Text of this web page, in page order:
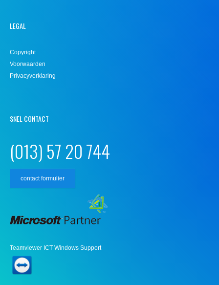
LEGAL
Copyright
Voorwaarden
Privacyverklaring
SNEL CONTACT
(013) 57 20 744
contact formulier
Teamviewer ICT Windows Support